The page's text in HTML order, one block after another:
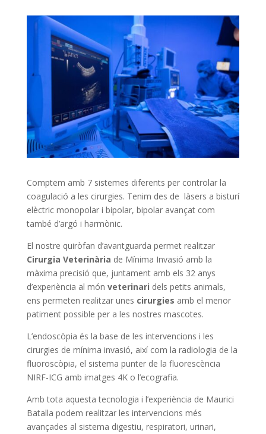
Comptem amb 7 sistemes diferents per controlar la
coagulació a les cirurgies. Tenim des de làsers a bisturí
elèctric monopolar i bipolar, bipolar avançat com
també d’argó i harmònic.
El nostre quiròfan d’avantguarda permet realitzar
Cirurgia Veterinària de Mínima Invasió amb la
màxima precisió que, juntament amb els 32 anys
d’experiència al món veterinari dels petits animals,
ens permeten realitzar unes cirurgies amb el menor
patiment possible per a les nostres mascotes.
L’endoscòpia és la base de les intervencions i les
cirurgies de mínima invasió, així com la radiologia de la
fluoroscòpia, el sistema punter de la fluorescència
NIRF-ICG amb imatges 4K o l’ecografia.
Amb tota aquesta tecnologia i l’experiència de Maurici
Batalla podem realitzar les intervencions més
avançades al sistema digestiu, respiratori, urinari,